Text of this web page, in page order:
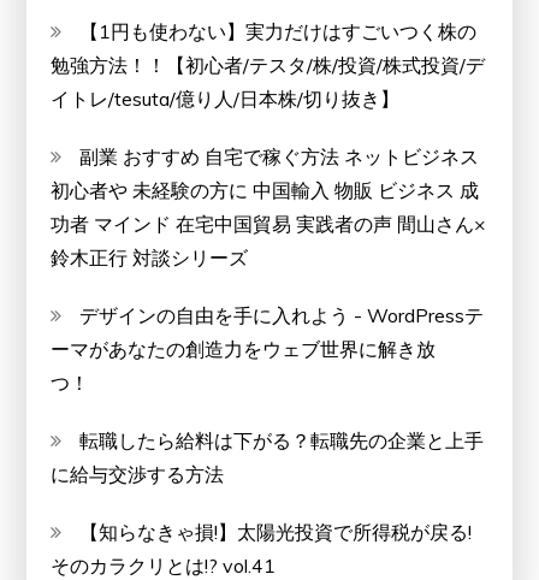
【1円も使わない】実力だけはすごいつく株の
勉強方法！！【初心者/テスタ/株/投資/株式投資/デ
イトレ/tesuta/億り人/日本株/切り抜き】
副業 おすすめ 自宅で稼ぐ方法 ネットビジネス
初心者や 未経験の方に 中国輸入 物販 ビジネス 成
功者 マインド 在宅中国貿易 実践者の声 間山さん×
鈴木正行 対談シリーズ
デザインの自由を手に入れよう - WordPressテ
ーマがあなたの創造力をウェブ世界に解き放
つ！
転職したら給料は下がる？転職先の企業と上手
に給与交渉する方法
【知らなきゃ損!】太陽光投資で所得税が戻る!
そのカラクリとは!? vol.41